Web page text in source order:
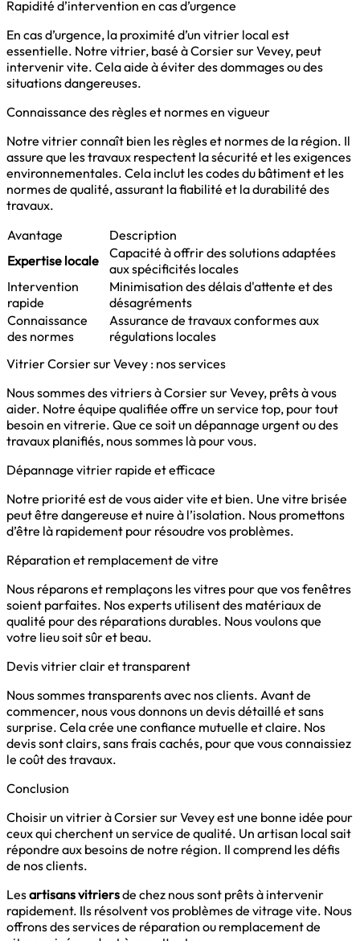
Rapidité d’intervention en cas d’urgence
En cas d’urgence, la proximité d’un vitrier local est
essentielle. Notre vitrier, basé à Corsier sur Vevey, peut
intervenir vite. Cela aide à éviter des dommages ou des
situations dangereuses.
Connaissance des règles et normes en vigueur
Notre vitrier connaît bien les règles et normes de la région. Il
assure que les travaux respectent la sécurité et les exigences
environnementales. Cela inclut les codes du bâtiment et les
normes de qualité, assurant la fiabilité et la durabilité des
travaux.
Avantage
Description
Expertise locale
Capacité à offrir des solutions adaptées
aux spécificités locales
Intervention
rapide
Minimisation des délais d'attente et des
désagréments
Connaissance
des normes
Assurance de travaux conformes aux
régulations locales
Vitrier Corsier sur Vevey : nos services
Nous sommes des vitriers à Corsier sur Vevey, prêts à vous
aider. Notre équipe qualifiée offre un service top, pour tout
besoin en vitrerie. Que ce soit un dépannage urgent ou des
travaux planifiés, nous sommes là pour vous.
Dépannage vitrier rapide et efficace
Notre priorité est de vous aider vite et bien. Une vitre brisée
peut être dangereuse et nuire à l’isolation. Nous promettons
d’être là rapidement pour résoudre vos problèmes.
Réparation et remplacement de vitre
Nous réparons et remplaçons les vitres pour que vos fenêtres
soient parfaites. Nos experts utilisent des matériaux de
qualité pour des réparations durables. Nous voulons que
votre lieu soit sûr et beau.
Devis vitrier clair et transparent
Nous sommes transparents avec nos clients. Avant de
commencer, nous vous donnons un devis détaillé et sans
surprise. Cela crée une confiance mutuelle et claire. Nos
devis sont clairs, sans frais cachés, pour que vous connaissiez
le coût des travaux.
Conclusion
Choisir un vitrier à Corsier sur Vevey est une bonne idée pour
ceux qui cherchent un service de qualité. Un artisan local sait
répondre aux besoins de notre région. Il comprend les défis
de nos clients.
Lesartisans vitriersde chez nous sont prêts à intervenir
rapidement. Ils résolvent vos problèmes de vitrage vite. Nous
offrons des services de réparation ou remplacement de